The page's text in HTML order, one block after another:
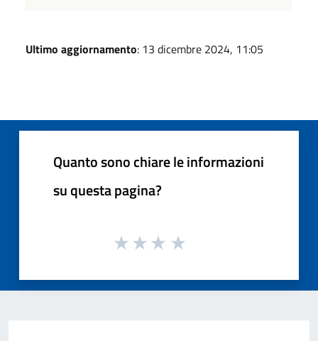
Ultimo aggiornamento: 13 dicembre 2024, 11:05
Quanto sono chiare le informazioni
su questa pagina?